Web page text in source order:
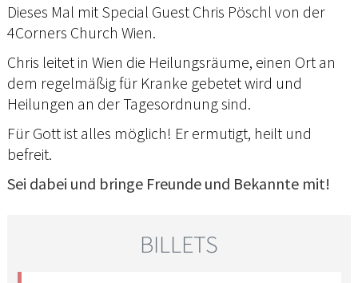
Dieses Mal mit Special Guest Chris Pöschl von der
4Corners Church Wien.
Chris leitet in Wien die Heilungsräume, einen Ort an
dem regelmäßig für Kranke gebetet wird und
Heilungen an der Tagesordnung sind.
Für Gott ist alles möglich! Er ermutigt, heilt und
befreit.
Sei dabei und bringe Freunde und Bekannte mit!